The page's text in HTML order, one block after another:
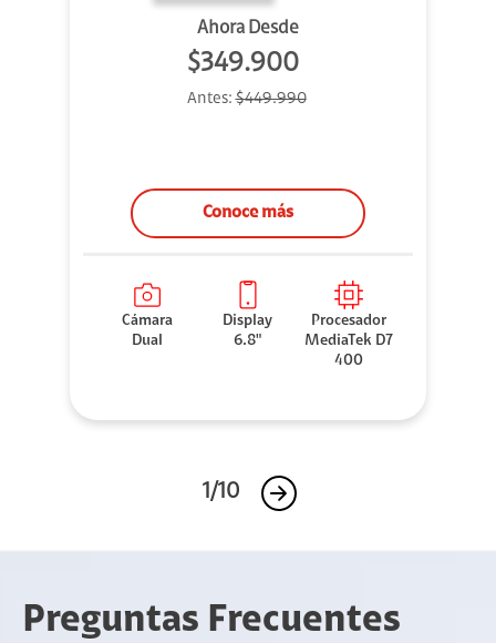
Ahora Desde
$349.900
Antes:$449.990
Conoce más
Cámara
Dual
Display
6.8"
Procesador
MediaTek D7
400
1/10
Preguntas Frecuentes